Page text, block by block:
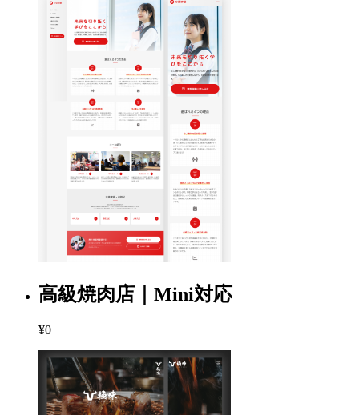
高級焼肉店｜Mini対応
¥0